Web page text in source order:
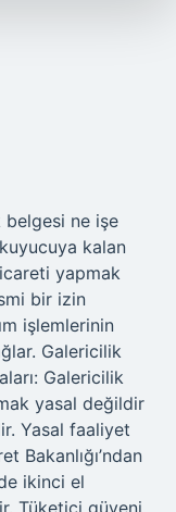
ne işe
kalan
yapmak
bir izin
işlemlerinin
Galericilik
Galericilik
yasal değildir
Yasal faaliyet
Bakanlığı’ndan
ikinci el
Tüketici güveni